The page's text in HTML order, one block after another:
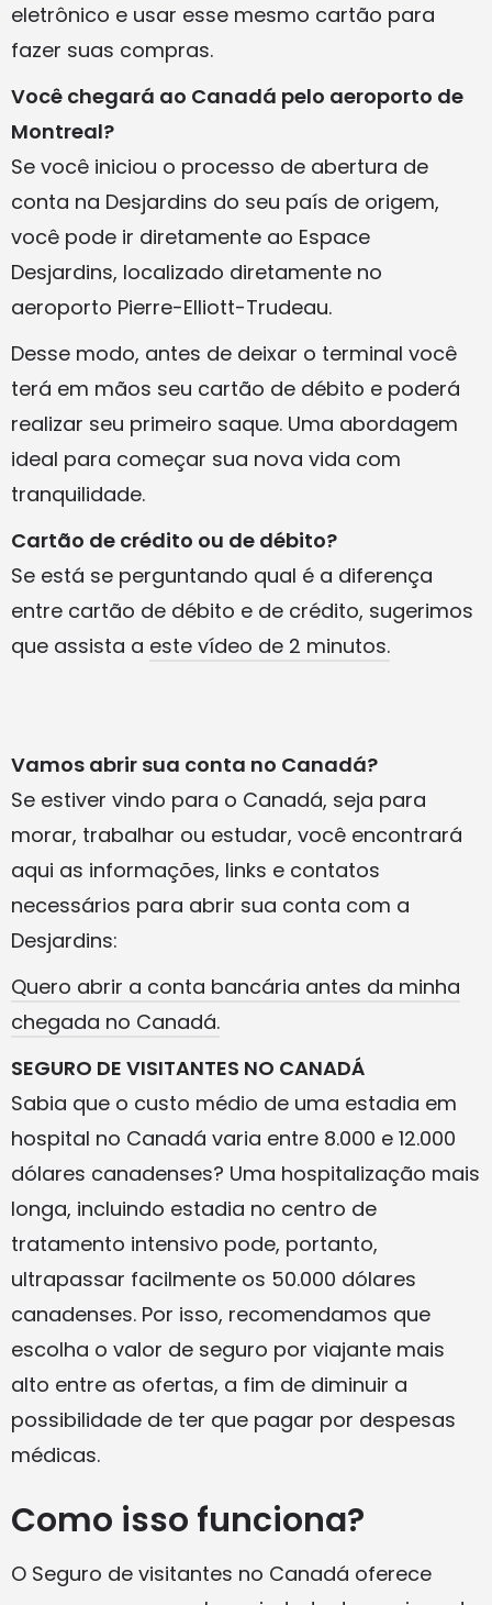
eletrônico e usar esse mesmo cartão para
fazer suas compras.
Você chegará ao Canadá pelo aeroporto de
Montreal?
Se você iniciou o processo de abertura de
conta na Desjardins do seu país de origem,
você pode ir diretamente ao Espace
Desjardins, localizado diretamente no
aeroporto Pierre-Elliott-Trudeau.
Desse modo, antes de deixar o terminal você
terá em mãos seu cartão de débito e poderá
realizar seu primeiro saque. Uma abordagem
ideal para começar sua nova vida com
tranquilidade.
Cartão de crédito ou de débito?
Se está se perguntando qual é a diferença
entre cartão de débito e de crédito, sugerimos
que assista a este vídeo de 2 minutos.
Vamos abrir sua conta no Canadá?
Se estiver vindo para o Canadá, seja para
morar, trabalhar ou estudar, você encontrará
aqui as informações, links e contatos
necessários para abrir sua conta com a
Desjardins:
Quero abrir a conta bancária antes da minha
chegada no Canadá.
SEGURO DE VISITANTES NO CANADÁ
Sabia que o custo médio de uma estadia em
hospital no Canadá varia entre 8.000 e 12.000
dólares canadenses? Uma hospitalização mais
longa, incluindo estadia no centro de
tratamento intensivo pode, portanto,
ultrapassar facilmente os 50.000 dólares
canadenses. Por isso, recomendamos que
escolha o valor de seguro por viajante mais
alto entre as ofertas, a fim de diminuir a
possibilidade de ter que pagar por despesas
médicas.
Como isso funciona?
O Seguro de visitantes no Canadá oferece